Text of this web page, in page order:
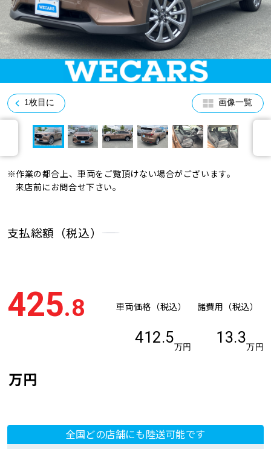
品質管理とサポート体制
お問い合わせ
企業情報 採用情報
0120-733-500
1枚目に 画像一覧
※作業の都合上、車両をご覧頂けない場合がございます。
来店前にお問合せ下さい。
支払総額（税込）
425.8
万円
車両価格（税込）
412.5
万円
諸費用（税込）
13.3
万円
全国どの店舗にも陸送可能です